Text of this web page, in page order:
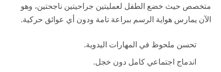
متخصص حيث خضع الطفل لعمليتين جراحيتين ناجحتين، وهو
الآن يمارس هواية الرسم ببراعة تامة ودون أي عوائق حركية.
تحسن ملحوظ في المهارات اليدوية.
اندماج اجتماعي كامل دون خجل.